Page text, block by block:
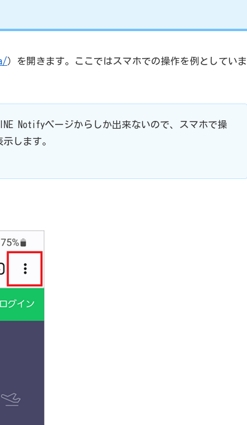
）を開きます。ここではスマホでの操作を例としていま
Notifyページからしか出来ないので、スマホで操
します。